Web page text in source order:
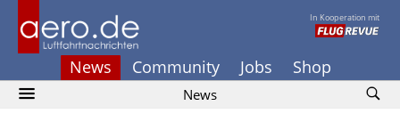
In Kooperation mit
News Community Jobs Shop
News